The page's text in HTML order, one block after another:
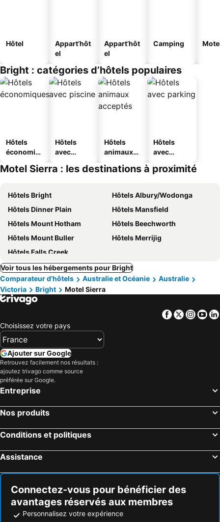
Hôtel
Appart’hôt
el
Appart’hôt
el
Camping
Bright : catégories d’hôtels populaires
Hôtels
économiq
Hôtels
avec
Hôtels
animaux
Hôtels
avec
Motel Sierra : les destinations à proximité
Hôtels Bright
Hôtels Albury/Wodonga
Hôtels Dinner Plain
Hôtels Mansfield
Hôtels Mount Hotham
Hôtels Beechworth
Hôtels Mount Buller
Hôtels Merrijig
Hôtels Falls Creek
Voir tous les hébergements pour Bright
Comparateur d'hôtels
Australie et Océanie
Australie
Victoria
Bright Motel Sierra
Facebook
Twitter
Choisissez votre pays
Ajouter sur Google
Retrouvez facilement nos résultats :
ajoutez trivago comme source
préférée sur Google.
Entreprise
Nos produits
Conditions et politiques
Assistance
Connectez-vous pour bénéficier des
avantages réservés aux membres
Personnalisez votre expérience